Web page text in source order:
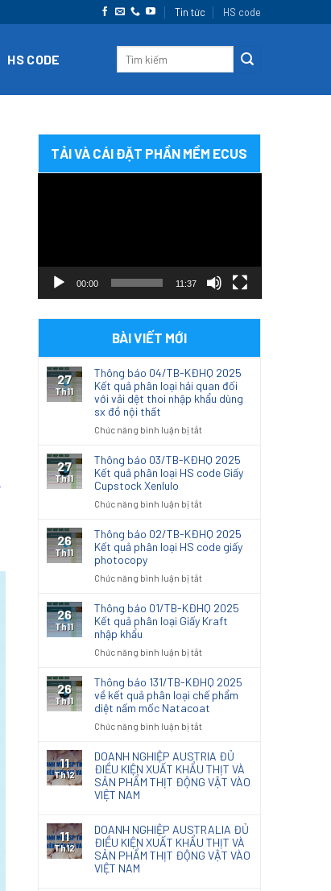
Tin tức HS code
HS CODE
TẢI VÀ CÁI ĐẶT PHẦN MỀM ECUS
00:00 11:37
BÀI VIẾT MỚI
27
Th11
Thông báo 04/TB-KĐHQ 2025
Kết quả phân loại hải quan đối
với vải dệt thoi nhập khẩu dùng
sx đồ nội thất
Chức năng bình luận bị tắtở
báo
04/TB-
phân
loại
quan
với
vải
dùng
sx
nội
27
Th11
Thông báo 03/TB-KĐHQ 2025
Kết quả phân loại HS code Giấy
Cupstock Xenlulo
Chức năng bình luận bị tắtở
báo
03/TB-
phân
loại
code
Cupstock
Xenlulo
26
Th11
Thông báo 02/TB-KĐHQ 2025
Kết quả phân loại HS code giấy
photocopy
Chức năng bình luận bị tắtở
báo
02/TB-
phân
loại
HS
code
photocopy
26
Th11
Thông báo 01/TB-KĐHQ 2025
Kết quả phân loại Giấy Kraft
nhập khẩu
Chức năng bình luận bị tắtở
báo
01/TB-
KĐHQ
phân
loại
Giấy
khẩu
26
Th11
Thông báo 131/TB-KĐHQ 2025
về kết quả phân loại chế phẩm
diệt nấm mốc Natacoat
Chức năng bình luận bị tắtở
báo
131/TB-
KĐHQ
quả
phân
loại
11
Th12
DOANH NGHIỆP AUSTRIA ĐỦ
ĐIỀU KIỆN XUẤT KHẨU THỊT VÀ
SẢN PHẨM THỊT ĐỘNG VẬT VÀO
VIỆT NAM
11
Th12
DOANH NGHIỆP AUSTRALIA ĐỦ
ĐIỀU KIỆN XUẤT KHẨU THỊT VÀ
SẢN PHẨM THỊT ĐỘNG VẬT VÀO
VIỆT NAM